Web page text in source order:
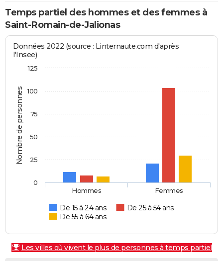
Temps partiel des hommes et des femmes à
Saint-Romain-de-Jalionas
Nombre de personnes
Données 2022 (source : Linternaute.com d'après
l'Insee)
De 15 à 24 ans
De 25 à 54 ans
De 55 à 64 ans
Hommes Femmes
0
25
50
75
100
125
Les villes où vivent le plus de personnes à temps partiel